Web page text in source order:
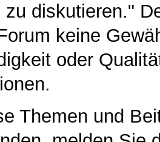
zu diskutieren."
keine
oder
Themen und